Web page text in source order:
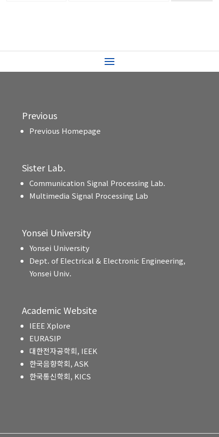
Previous
Previous Homepage
Sister Lab.
Communication Signal Processing Lab.
Multimedia Signal Processing Lab
Yonsei University
Yonsei University
Dept. of Electrical & Electronic Engineering,
Yonsei Univ.
Academic Website
IEEE Xplore
EURASIP
대한전자공학회, IEEK
한국음향학회, ASK
한국통신학회, KICS